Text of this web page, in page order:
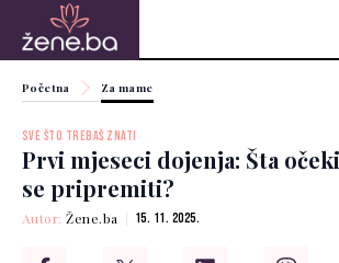
Početna Za mame
SVE ŠTO TREBAŠ ZNATI
Prvi mjeseci dojenja: Šta
se pripremiti?
Autor:Žene.ba 15. 11. 2025.